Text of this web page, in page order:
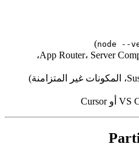
(App Router، Server Components،